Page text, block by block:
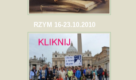
RZYM 16-23.10.2010